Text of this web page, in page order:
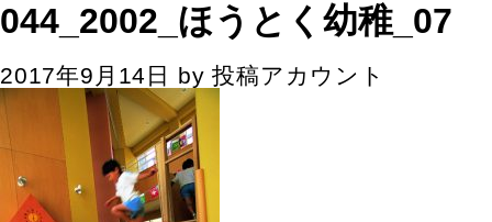
044_2002_ほうとく幼稚_07
2017年9月14日 by投稿アカウント